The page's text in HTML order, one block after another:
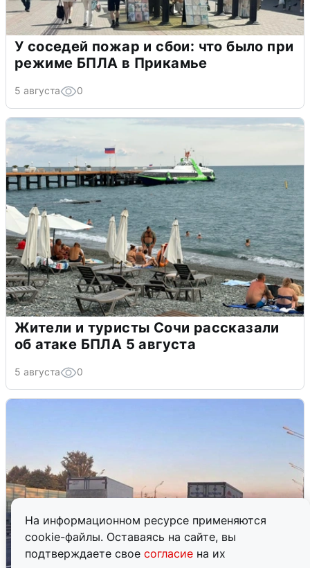
На информационном ресурсе применяются
cookie-файлы. Оставаясь на сайте, вы
подтверждаете свое согласие на их
У соседей пожар и сбои: что было при
режиме БПЛА в Прикамье
5 августа 0
Жители и туристы Сочи рассказали
об атаке БПЛА 5 августа
5 августа 0